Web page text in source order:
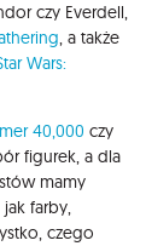
czy Everdell,
, a także
Wars:
40,000 czy
figurek, a dla
mamy
jak farby,
czego